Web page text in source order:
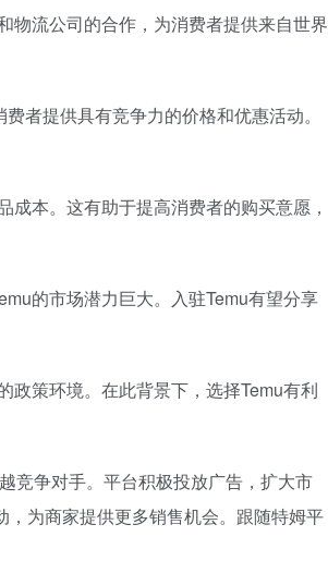
物流公司的合作，为消费者提供来自世界
者提供具有竞争力的价格和优惠活动。
本。这有助于提高消费者的购买意愿，
的市场潜力巨大。入驻Temu有望分享
政策环境。在此背景下，选择Temu有利
竞争对手。平台积极投放广告，扩大市
为商家提供更多销售机会。跟随特姆平